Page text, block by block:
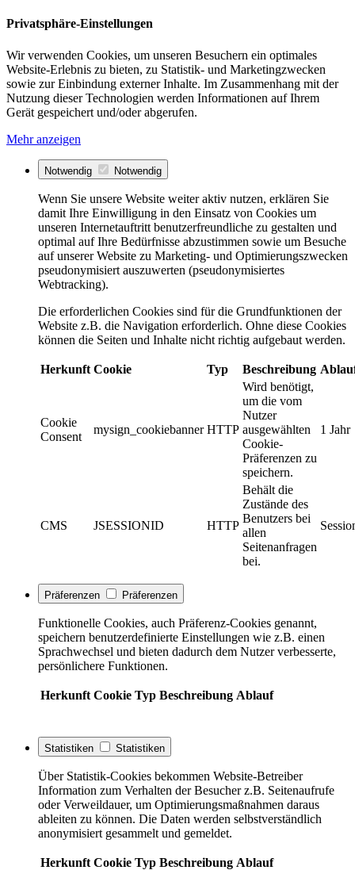
Privatsphäre-Einstellungen
Wir verwenden Cookies, um unseren Besuchern ein optimales
Website-Erlebnis zu bieten, zu Statistik- und Marketingzwecken
sowie zur Einbindung externer Inhalte. Im Zusammenhang mit der
Nutzung dieser Technologien werden Informationen auf Ihrem
Gerät gespeichert und/oder abgerufen.
Mehr anzeigen
Notwendig Notwendig
Wenn Sie unsere Website weiter aktiv nutzen, erklären Sie
damit Ihre Einwilligung in den Einsatz von Cookies um
unseren Internetauftritt benutzerfreundliche zu gestalten und
optimal auf Ihre Bedürfnisse abzustimmen sowie um Besuche
auf unserer Website zu Marketing- und Optimierungszwecken
pseudonymisiert auszuwerten (pseudonymisiertes
Webtracking).
Die erforderlichen Cookies sind für die Grundfunktionen der
Website z.B. die Navigation erforderlich. Ohne diese Cookies
können die Seiten und Inhalte nicht richtig aufgebaut werden.
Herkunft Cookie Typ Beschreibung
Cookie
Consent
mysign_cookiebanner HTTP
Wird benötigt,
um die vom
Nutzer
ausgewählten
Cookie-
Präferenzen zu
speichern.
1 Jahr
CMS JSESSIONID HTTP
Behält die
Zustände des
Benutzers bei
allen
Seitenanfragen
bei.
Präferenzen Präferenzen
Funktionelle Cookies, auch Präferenz-Cookies genannt,
speichern benutzerdefinierte Einstellungen wie z.B. einen
Sprachwechsel und bieten dadurch dem Nutzer verbesserte,
persönlichere Funktionen.
Herkunft Cookie Typ Beschreibung Ablauf
Statistiken Statistiken
Über Statistik-Cookies bekommen Website-Betreiber
Information zum Verhalten der Besucher z.B. Seitenaufrufe
oder Verweildauer, um Optimierungsmaßnahmen daraus
ableiten zu können. Die Daten werden selbstverständlich
anonymisiert gesammelt und gemeldet.
Herkunft Cookie Typ Beschreibung Ablauf